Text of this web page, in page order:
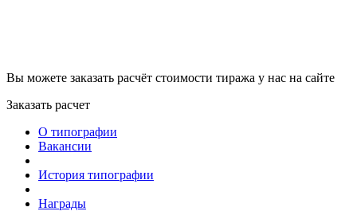
Вы можете заказать расчёт стоимости тиража у нас на сайте
Заказать расчет
О типографии
Вакансии
История типографии
Награды